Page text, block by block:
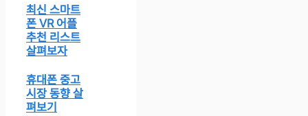
최신 스마트
폰 VR 어플
추천 리스트
살펴보자
휴대폰 중고
시장 동향 살
펴보기